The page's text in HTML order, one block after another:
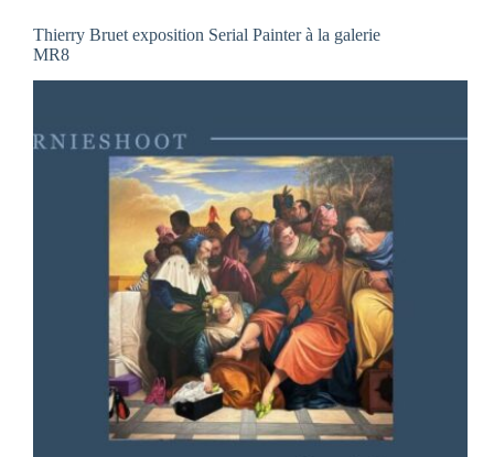
Thierry Bruet exposition Serial Painter à la galerie
MR8